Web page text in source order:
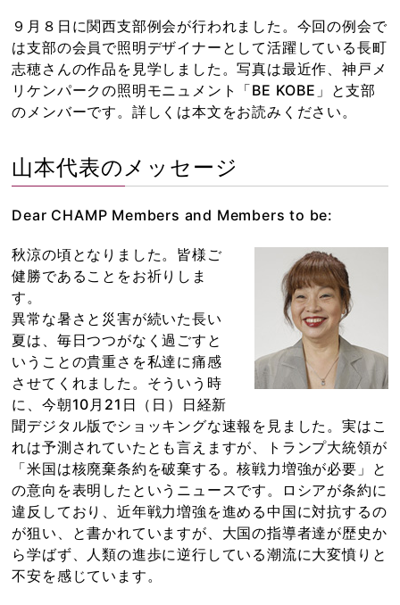
９月８日に関西支部例会が行われました。今回の例会で
は支部の会員で照明デザイナーとして活躍している長町
志穂さんの作品を見学しました。写真は最近作、神戸メ
リケンパークの照明モニュメント「BE KOBE」と支部
のメンバーです。詳しくは本文をお読みください。
山本代表のメッセージ
Dear CHAMP Members and Members to be:
秋涼の頃となりました。皆様ご
健勝であることをお祈りしま
す。
異常な暑さと災害が続いた長い
夏は、毎日つつがなく過ごすと
いうことの貴重さを私達に痛感
させてくれました。そういう時
に、今朝10月21日（日）日経新
聞デジタル版でショッキングな速報を見ました。実はこ
れは予測されていたとも言えますが、トランプ大統領が
「米国は核廃棄条約を破棄する。核戦力増強が必要」と
の意向を表明したというニュースです。ロシアが条約に
違反しており、近年戦力増強を進める中国に対抗するの
が狙い、と書かれていますが、大国の指導者達が歴史か
ら学ばず、人類の進歩に逆行している潮流に大変憤りと
不安を感じています。